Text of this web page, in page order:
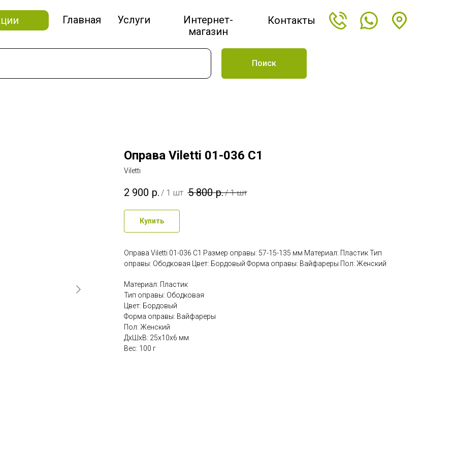
Главная Услуги
Интернет-
магазин
Контакты
Поиск
Оправа Viletti 01-036 C1
Viletti
2 900 р. / 1 шт 5 800 р./1 шт
Купить
Оправа Viletti 01-036 C1 Размер оправы: 57-15-135 мм Материал: Пластик Тип
оправы: Ободковая Цвет: Бордовый Форма оправы: Вайфареры Пол: Женский
Материал: Пластик
Тип оправы: Ободковая
Цвет: Бордовый
Форма оправы: Вайфареры
Пол: Женский
ДxШxВ: 25x10x6 мм
Вес: 100 г